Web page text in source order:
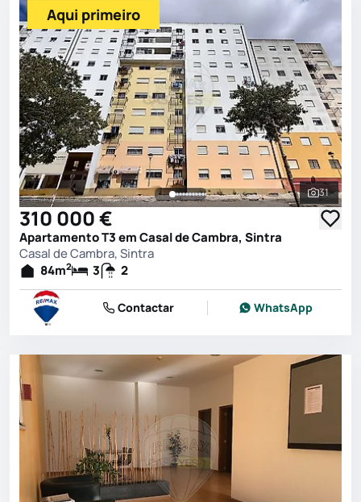
Ver
31
Aqui primeiro
310 000 €
Apartamento T3 em Casal de Cambra, Sintra
Casal de Cambra, Sintra
84m2 3 2
Contactar WhatsApp